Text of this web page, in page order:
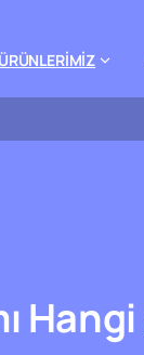
ÜRÜNLERİMİZ
Hangi